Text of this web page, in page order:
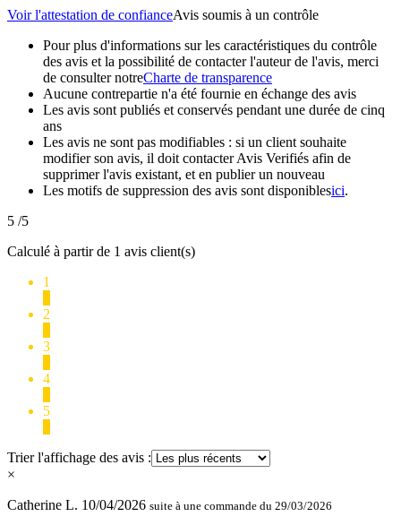
Voir l'attestation de confianceAvis soumis à un contrôle
Pour plus d'informations sur les caractéristiques du contrôle
des avis et la possibilité de contacter l'auteur de l'avis, merci
de consulter notreCharte de transparence
Aucune contrepartie n'a été fournie en échange des avis
Les avis sont publiés et conservés pendant une durée de cinq
ans
Les avis ne sont pas modifiables : si un client souhaite
modifier son avis, il doit contacter Avis Verifiés afin de
supprimer l'avis existant, et en publier un nouveau
Les motifs de suppression des avis sont disponiblesici.
5 /5
Calculé à partir de 1 avis client(s)
1
2
3
4
5
Trier l'affichage des avis :
×
Catherine L. 10/04/2026 suite à une commande du 29/03/2026